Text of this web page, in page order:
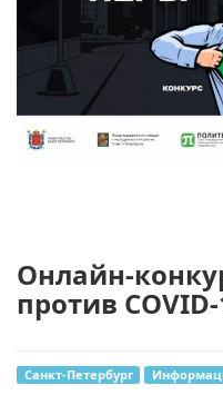
Онлайн-
против
Санкт-Петербург